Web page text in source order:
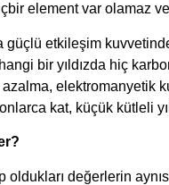
element var olamaz
güçlü etkileşim
bir yıldızda hiç
elektromanyetik
kat, küçük kütleli
değerlerin